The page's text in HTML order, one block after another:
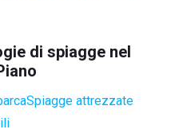
di spiagge nel
Spiagge attrezzate